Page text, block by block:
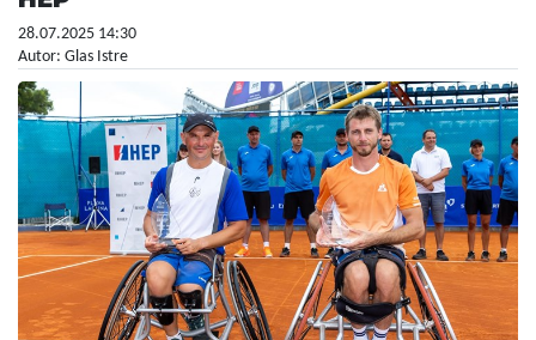
28.07.2025 14:30
Autor: Glas Istre